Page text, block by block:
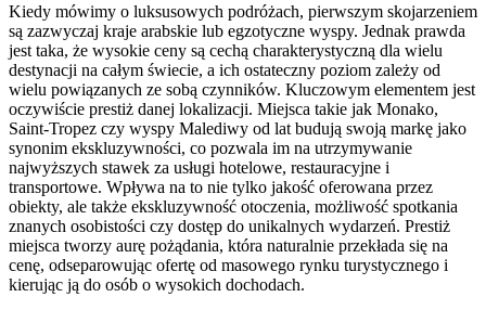
Kiedy mówimy o luksusowych podróżach, pierwszym skojarzeniem
są zazwyczaj kraje arabskie lub egzotyczne wyspy. Jednak prawda
jest taka, że wysokie ceny są cechą charakterystyczną dla wielu
destynacji na całym świecie, a ich ostateczny poziom zależy od
wielu powiązanych ze sobą czynników. Kluczowym elementem jest
oczywiście prestiż danej lokalizacji. Miejsca takie jak Monako,
Saint-Tropez czy wyspy Malediwy od lat budują swoją markę jako
synonim ekskluzywności, co pozwala im na utrzymywanie
najwyższych stawek za usługi hotelowe, restauracyjne i
transportowe. Wpływa na to nie tylko jakość oferowana przez
obiekty, ale także ekskluzywność otoczenia, możliwość spotkania
znanych osobistości czy dostęp do unikalnych wydarzeń. Prestiż
miejsca tworzy aurę pożądania, która naturalnie przekłada się na
cenę, odseparowując ofertę od masowego rynku turystycznego i
kierując ją do osób o wysokich dochodach.